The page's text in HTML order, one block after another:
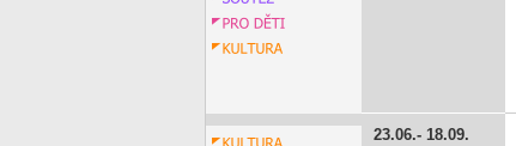
23.06. 18.09.